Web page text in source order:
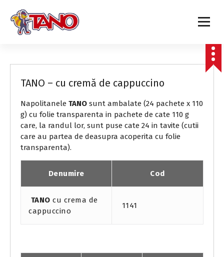
TANO – cu cremă de cappuccino
Napolitanele TANO sunt ambalate (24 pachete x 110
g) cu folie transparenta in pachete de cate 110 g
care, la randul lor, sunt puse cate 24 in tavite (cutii
care au partea de deasupra acoperita cu folie
transparenta).
Denumire Cod
TANO cu crema de
cappuccino
1141